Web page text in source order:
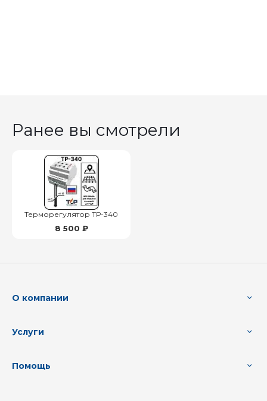
Ранее вы смотрели
Терморегулятор ТР-340
8 500 ₽
О компании
Услуги
Помощь